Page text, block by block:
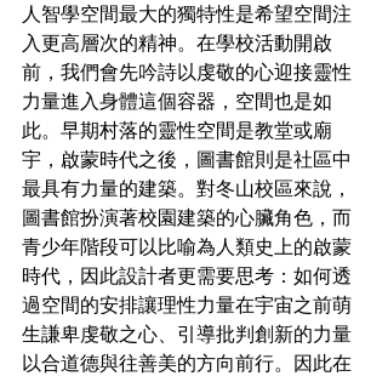
人智學空間最大的獨特性是希望空間注
入更高層次的精神。在學校活動開啟
前，我們會先吟詩以虔敬的心迎接靈性
力量進入身體這個容器，空間也是如
此。早期村落的靈性空間是教堂或廟
宇，啟蒙時代之後，圖書館則是社區中
最具有力量的建築。對冬山校區來說，
圖書館扮演著校園建築的心臟角色，而
青少年階段可以比喻為人類史上的啟蒙
時代，因此設計者更需要思考：如何透
過空間的安排讓理性力量在宇宙之前萌
生謙卑虔敬之心、引導批判創新的力量
以合道德與往善美的方向前行。因此在